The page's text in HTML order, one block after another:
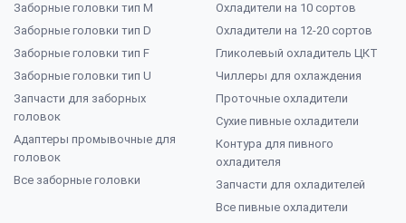
Заборные головки тип M
Заборные головки тип D
Заборные головки тип F
Заборные головки тип U
Запчасти для заборных
головок
Адаптеры промывочные для
головок
Все заборные головки
Охладители на 10 сортов
Охладители на 12-20 сортов
Гликолевый охладитель ЦКТ
Чиллеры для охлаждения
Проточные охладители
Сухие пивные охладители
Контура для пивного
охладителя
Запчасти для охладителей
Все пивные охладители